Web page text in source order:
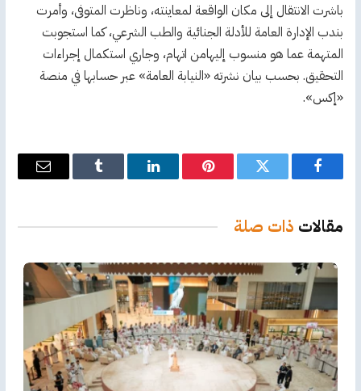
باشرت الانتقال إلى مكان الواقعة لمعاينته، وناظرت المتوفى، وأمرت
بندب الإدارة العامة للأدلة الجنائية والطب الشرعي، كما استجوبت
المتهمة عما هو منسوب إليهامن اتهام، وجاري استكمال إجراءات
التحقيق. بحسب بيان نشرته «النيابة العامة» عبر حسابها في منصة
«إكس».
فيسبوك تويتر بينتيريستلينكدإن Tumblr
البريد
مقالات ذات صلة